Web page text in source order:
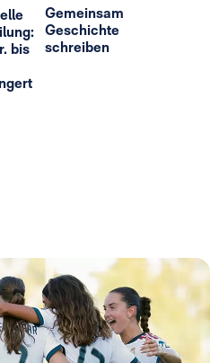
bis
Gemeinsam
Geschichte
schreiben